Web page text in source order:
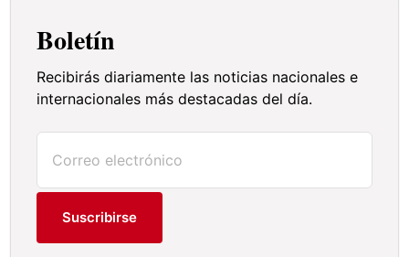
Boletín
Recibirás diariamente las noticias nacionales e
internacionales más destacadas del día.
Suscribirse